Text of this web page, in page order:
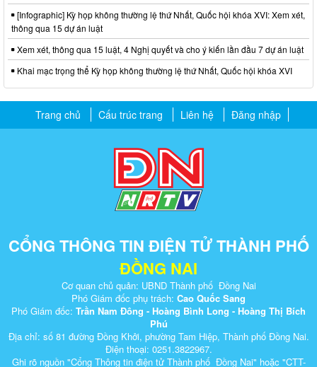
[Infographic] Kỳ họp không thường lệ thứ Nhất, Quốc hội khóa XVI: Xem xét,
thông qua 15 dự án luật
Xem xét, thông qua 15 luật, 4 Nghị quyết và cho ý kiến lần đầu 7 dự án luật
Khai mạc trọng thể Kỳ họp không thường lệ thứ Nhất, Quốc hội khóa XVI
Trang chủ Cấu trúc trang Liên hệ Đăng nhập
CỔNG THÔNG TIN ĐIỆN TỬ THÀNH PHỐ
ĐỒNG NAI
Cơ quan chủ quản: UBND Thành phố Đồng Nai
Phó Giám đốc phụ trách: Cao Quốc Sang
Phó Giám đốc: Trần Nam Đông - Hoàng Bình Long - Hoàng Thị Bích
Phú
Địa chỉ: số 81 đường Đồng Khởi, phường Tam Hiệp, Thành phố Đồng Nai.
Điện thoại: 0251.3822967.
Ghi rõ nguồn "Cổng Thông tin điện tử Thành phố Đồng Nai" hoặc "CTT-